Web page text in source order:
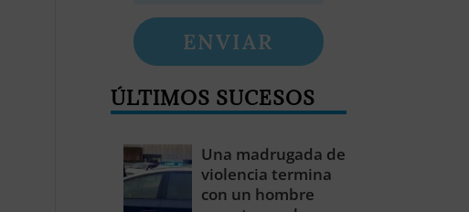
ENVIAR
ÚLTIMOS SUCESOS
Una madrugada de
violencia termina
con un hombre